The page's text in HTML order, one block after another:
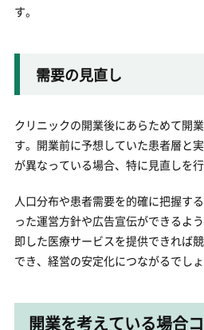
す。
需要の見直し
クリニックの開業後にあらためて開
す。開業前に予想していた患者層と
が異なっている場合、特に見直しを行
人口分布や患者需要を的確に把握す
った運営方針や広告宣伝ができるよ
即した医療サービスを提供できれば
でき、経営の安定化につながるでしょ
開業を考えている場合